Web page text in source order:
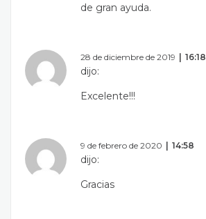
de gran ayuda.
28 de diciembre de 2019 16:18
dijo:
Excelente!!!
9 de febrero de 2020 14:58
dijo:
Gracias